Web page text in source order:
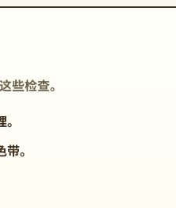
些检查。
。